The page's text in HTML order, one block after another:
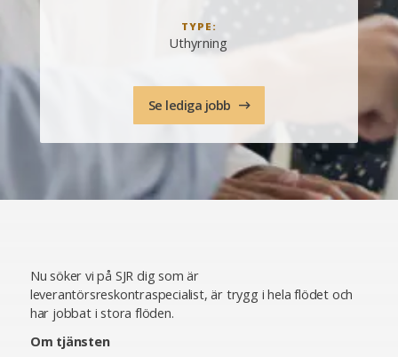
TYPE:
Uthyrning
Se lediga jobb
Nu söker vi på SJR dig som är
leverantörsreskontraspecialist, är trygg i hela flödet och
har jobbat i stora flöden.
Om tjänsten